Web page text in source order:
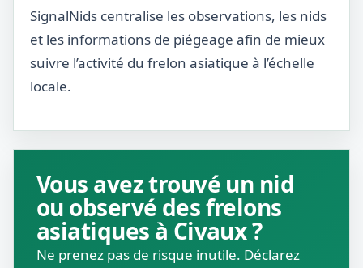
SignalNids centralise les observations, les nids
et les informations de piégeage afin de mieux
suivre l’activité du frelon asiatique à l’échelle
locale.
Vous avez trouvé un nid
ou observé des frelons
asiatiques à Civaux ?
Ne prenez pas de risque inutile. Déclarez